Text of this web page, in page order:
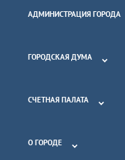
АДМИНИСТРАЦИЯ ГОРОДА
ГОРОДСКАЯ ДУМА
СЧЕТНАЯ ПАЛАТА
О ГОРОДЕ